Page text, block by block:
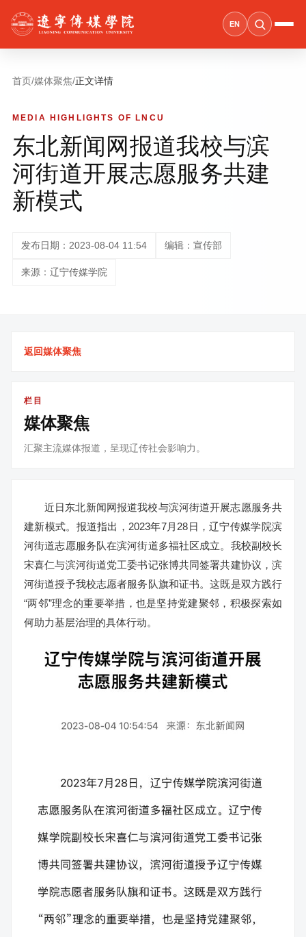
EN
首页/媒体聚焦/正文详情
MEDIA HIGHLIGHTS OF LNCU
东北新闻网报道我校与滨
河街道开展志愿服务共建
新模式
发布日期：2023-08-04 11:54 编辑：宣传部
来源：辽宁传媒学院
返回媒体聚焦
栏目
媒体聚焦
汇聚主流媒体报道，呈现辽传社会影响力。
近日东北新闻网报道我校与滨河街道开展志愿服务共
建新模式。报道指出，2023年7月28日，辽宁传媒学院滨
河街道志愿服务队在滨河街道多福社区成立。我校副校长
宋喜仁与滨河街道党工委书记张博共同签署共建协议，滨
河街道授予我校志愿者服务队旗和证书。这既是双方践行
“两邻”理念的重要举措，也是坚持党建聚邻，积极探索如
何助力基层治理的具体行动。